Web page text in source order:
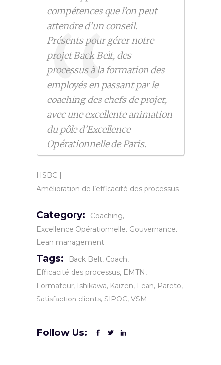
compétences que l’on peut
attendre d’un conseil.
Présents pour gérer notre
projet Back Belt, des
processus à la formation des
employés en passant par le
coaching des chefs de projet,
avec une excellente animation
du pôle d’Excellence
Opérationnelle de Paris.
HSBC |
Amélioration de l’efficacité des processus
Category:
Coaching
Excellence Opérationnelle Gouvernance
Lean management
Tags: Back Belt Coach
Efficacité des processus EMTN
Formateur Ishikawa Kaizen Lean Pareto
Satisfaction clients SIPOC VSM
Follow Us: